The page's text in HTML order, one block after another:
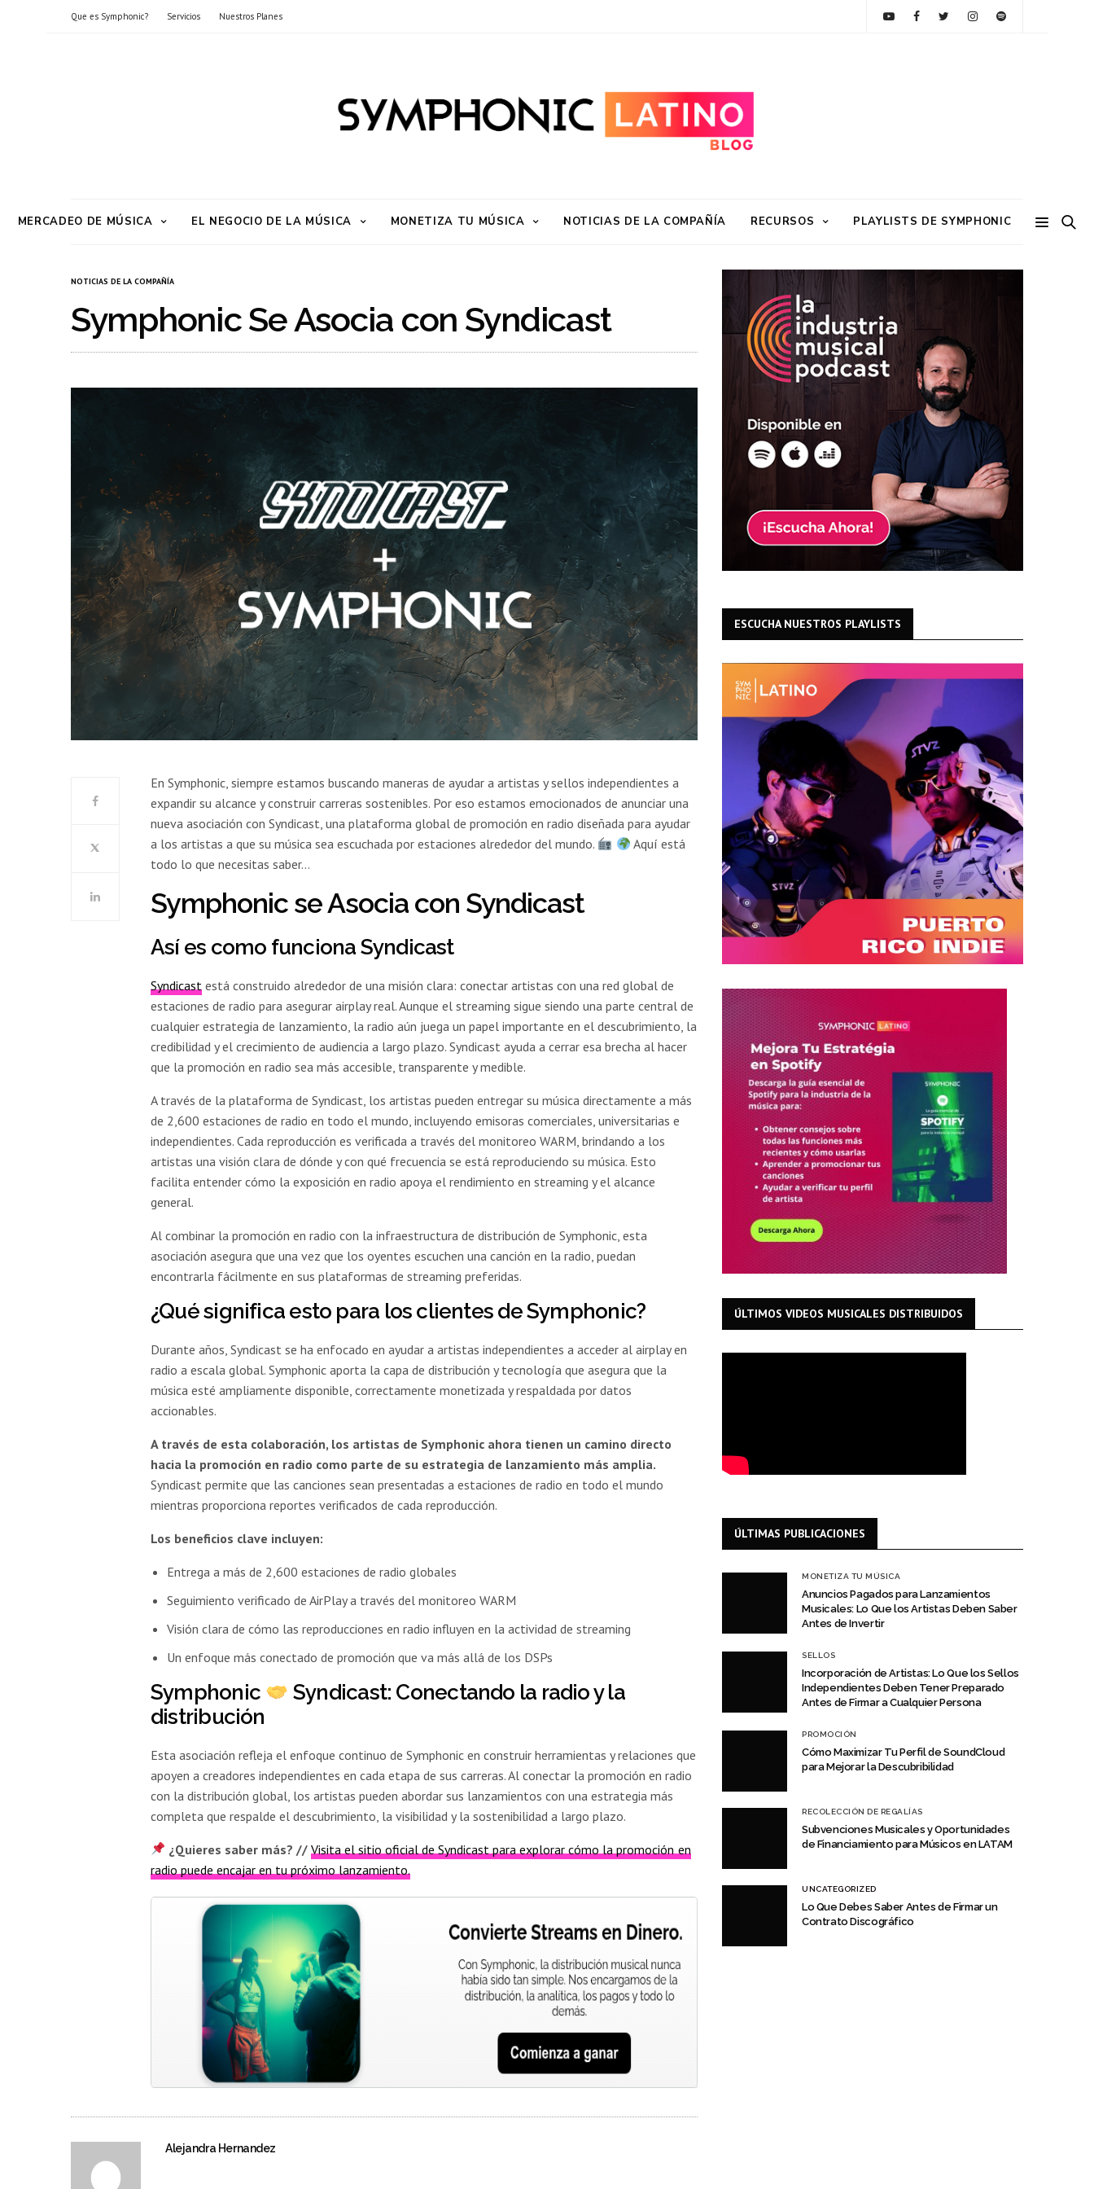
Que es Symphonic? Servicios Nuestros Planes
MERCADEO DE MÚSICA EL NEGOCIO DE LA MÚSICA MONETIZA TU MÚSICA NOTICIAS DE LA COMPAÑÍA RECURSOS PLAYLISTS DE SYMPHONIC
NOTICIAS DE LA COMPAÑÍA
Symphonic Se Asocia con Syndicast
En Symphonic, siempre estamos buscando maneras de ayudar a artistas y sellos independientes a
expandir su alcance y construir carreras sostenibles. Por eso estamos emocionados de anunciar una
nueva asociación con Syndicast, una plataforma global de promoción en radio diseñada para ayudar
a los artistas a que su música sea escuchada por estaciones alrededor del mundo.
Aquí está
todo lo que necesitas saber…
Symphonic se Asocia con Syndicast
Así es como funciona Syndicast
Syndicast está construido alrededor de una misión clara: conectar artistas con una red global de
estaciones de radio para asegurar airplay real. Aunque el streaming sigue siendo una parte central de
cualquier estrategia de lanzamiento, la radio aún juega un papel importante en el descubrimiento, la
credibilidad y el crecimiento de audiencia a largo plazo. Syndicast ayuda a cerrar esa brecha al hacer
que la promoción en radio sea más accesible, transparente y medible.
A través de la plataforma de Syndicast, los artistas pueden entregar su música directamente a más
de 2,600 estaciones de radio en todo el mundo, incluyendo emisoras comerciales, universitarias e
independientes. Cada reproducción es verificada a través del monitoreo WARM, brindando a los
artistas una visión clara de dónde y con qué frecuencia se está reproduciendo su música. Esto
facilita entender cómo la exposición en radio apoya el rendimiento en streaming y el alcance
general.
Al combinar la promoción en radio con la infraestructura de distribución de Symphonic, esta
asociación asegura que una vez que los oyentes escuchen una canción en la radio, puedan
encontrarla fácilmente en sus plataformas de streaming preferidas.
¿Qué significa esto para los clientes de Symphonic?
Durante años, Syndicast se ha enfocado en ayudar a artistas independientes a acceder al airplay en
radio a escala global. Symphonic aporta la capa de distribución y tecnología que asegura que la
música esté ampliamente disponible, correctamente monetizada y respaldada por datos
accionables.
A través de esta colaboración, los artistas de Symphonic ahora tienen un camino directo
hacia la promoción en radio como parte de su estrategia de lanzamiento más amplia.
Syndicast permite que las canciones sean presentadas a estaciones de radio en todo el mundo
mientras proporciona reportes verificados de cada reproducción.
Los beneficios clave incluyen:
Entrega a más de 2,600 estaciones de radio globales
Seguimiento verificado de AirPlay a través del monitoreo WARM
Visión clara de cómo las reproducciones en radio influyen en la actividad de streaming
Un enfoque más conectado de promoción que va más allá de los DSPs
Symphonic
Syndicast: Conectando la radio y la
distribución
Esta asociación refleja el enfoque continuo de Symphonic en construir herramientas y relaciones que
apoyen a creadores independientes en cada etapa de sus carreras. Al conectar la promoción en radio
con la distribución global, los artistas pueden abordar sus lanzamientos con una estrategia más
completa que respalde el descubrimiento, la visibilidad y la sostenibilidad a largo plazo.
¿Quieres saber más? // Visita el sitio oficial de Syndicast para explorar cómo la promoción en
radio puede encajar en tu próximo lanzamiento.
Alejandra Hernandez
ESCUCHA NUESTROS PLAYLISTS
ÚLTIMOS VIDEOS MUSICALES DISTRIBUIDOS
ÚLTIMAS PUBLICACIONES
MONETIZA TU MÚSICA
Anuncios Pagados para Lanzamientos
Musicales: Lo Que los Artistas Deben Saber
Antes de Invertir
SELLOS
Incorporación de Artistas: Lo Que los Sellos
Independientes Deben Tener Preparado
Antes de Firmar a Cualquier Persona
PROMOCIÓN
Cómo Maximizar Tu Perfil de SoundCloud
para Mejorar la Descubribilidad
RECOLECCIÓN DE REGALÍAS
Subvenciones Musicales y Oportunidades
de Financiamiento para Músicos en LATAM
UNCATEGORIZED
Lo Que Debes Saber Antes de Firmar un
Contrato Discográfico